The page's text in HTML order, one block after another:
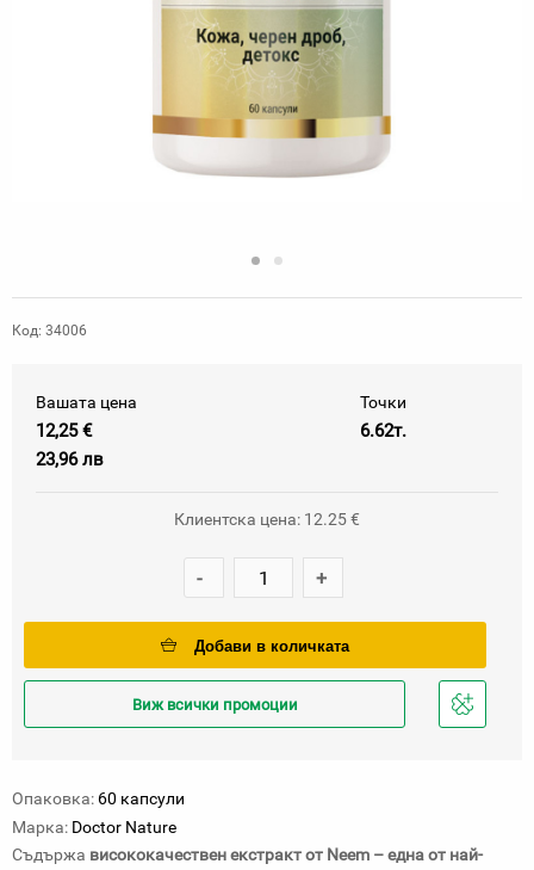
Код: 34006
Вашата цена
12,25 €
23,96 лв
Точки
6.62т.
Клиентска цена: 12.25 €
- +
Добави в количката
Виж всички промоции
Добави
Опаковка: 60 капсули
Марка: Doctor Nature
Съдържа висококачествен екстракт от Neem – една от най-